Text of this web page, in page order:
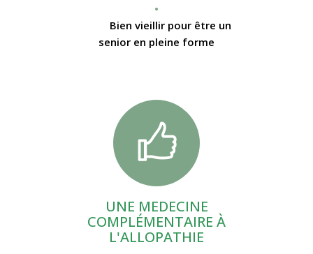
•
Bien vieillir pour être un
senior en pleine forme
UNE MEDECINE
COMPLÉMENTAIRE À
L'ALLOPATHIE